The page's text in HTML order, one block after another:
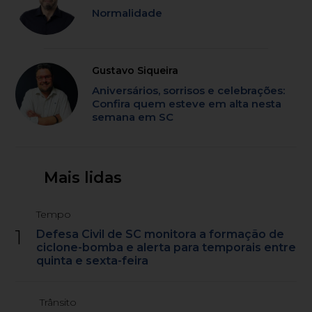
Normalidade
Gustavo Siqueira
Aniversários, sorrisos e celebrações:
Confira quem esteve em alta nesta
semana em SC
Mais lidas
1
Tempo
Defesa Civil de SC monitora a formação de
ciclone-bomba e alerta para temporais entre
quinta e sexta-feira
Trânsito